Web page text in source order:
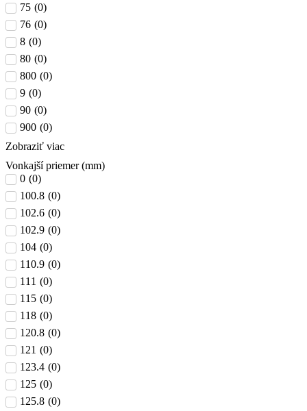
75 (0)
76 (0)
8 (0)
80 (0)
800 (0)
9 (0)
90 (0)
900 (0)
Zobraziť viac
Vonkajší priemer (mm)
0 (0)
100.8 (0)
102.6 (0)
102.9 (0)
104 (0)
110.9 (0)
111 (0)
115 (0)
118 (0)
120.8 (0)
121 (0)
123.4 (0)
125 (0)
125.8 (0)